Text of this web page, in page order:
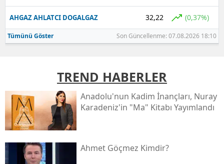
AHGAZ AHLATCI DOGALGAZ 32,22 (0,37%)
Tümünü Göster Son Güncellenme: 07.08.2026 18:10
TREND HABERLER
Anadolu'nun Kadim İnançları, Nuray
Karadeniz'in "ma" Kitabı Yayımlandı
Ahmet Göçmez Kimdir?